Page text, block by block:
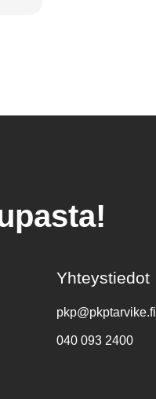
Yhteystiedot
pkp@pkptarvike.fi
040 093 2400